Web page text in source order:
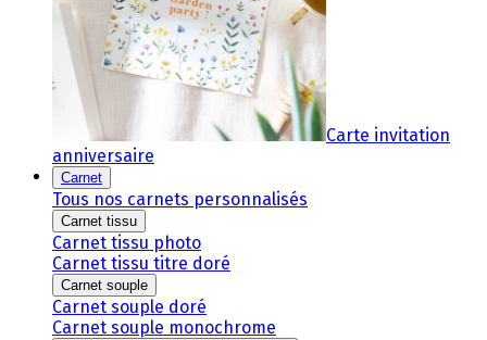
Carte invitation
anniversaire
Carnet
Tous nos carnets personnalisés
Carnet tissu
Carnet tissu photo
Carnet tissu titre doré
Carnet souple
Carnet souple doré
Carnet souple monochrome